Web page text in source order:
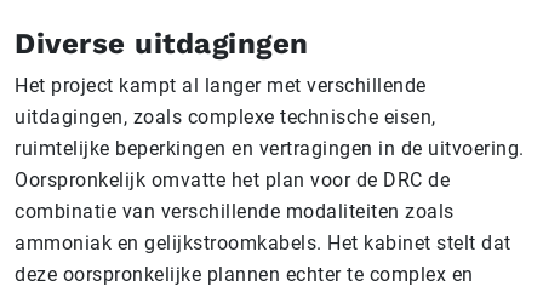
Diverse uitdagingen
Het project kampt al langer met verschillende
uitdagingen, zoals complexe technische eisen,
ruimtelijke beperkingen en vertragingen in de uitvoering.
Oorspronkelijk omvatte het plan voor de DRC de
combinatie van verschillende modaliteiten zoals
ammoniak en gelijkstroomkabels. Het kabinet stelt dat
deze oorspronkelijke plannen echter te complex en